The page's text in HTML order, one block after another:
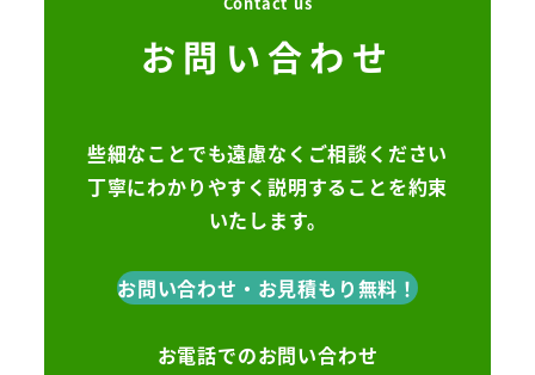
お問い合わせ
些細なことでも遠慮なくご相談ください
丁寧にわかりやすく説明することを約束
いたします。
お問い合わせ・お見積もり無料！
お電話でのお問い合わせ